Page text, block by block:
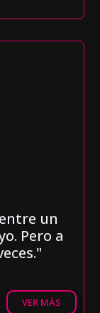
un
Pero a
VER MÁS